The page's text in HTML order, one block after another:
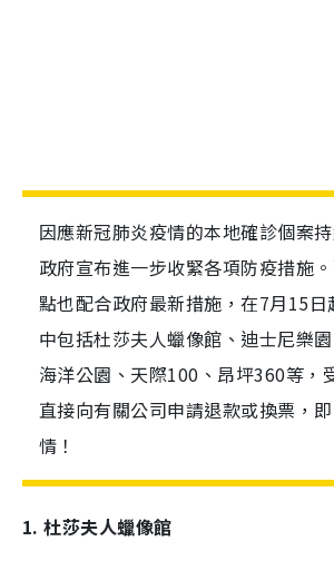
因應新冠肺炎疫情的本地確診個案
政府宣布進一步收緊各項防疫措施
點也配合政府最新措施，在7月15日
中包括杜莎夫人蠟像館、迪士尼樂
海洋公園、天際100、昂坪360等，
直接向有關公司申請退款或換票，
情！
1. 杜莎夫人蠟像館